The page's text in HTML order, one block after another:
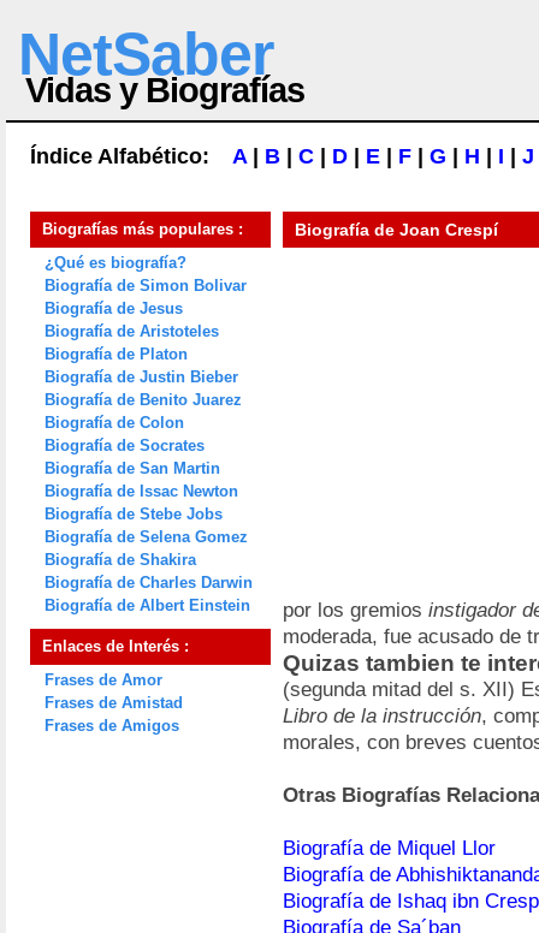
NetSaber
Vidas y Biografías
Índice Alfabético: A| B C D E F G H I J
Biografías más populares :
¿Qué es biografía?
Biografía de Simon Bolivar
Biografía de Jesus
Biografía de Aristoteles
Biografía de Platon
Biografía de Justin Bieber
Biografía de Benito Juarez
Biografía de Colon
Biografía de Socrates
Biografía de San Martin
Biografía de Issac Newton
Biografía de Stebe Jobs
Biografía de Selena Gomez
Biografía de Shakira
Biografía de Charles Darwin
Biografía de Albert Einstein
Enlaces de Interés :
Frases de Amor
Frases de Amistad
Frases de Amigos
Biografía de Joan Crespí
por los gremios instigador
moderada, fue acusado de
Quizas tambien te
(segunda mitad del s. XII)
Libro de la instrucción,
morales, con breves
Otras Biografías
Biografía de Miquel Llor
Biografía de
Biografía de Ishaq ibn
Biografía de Sa´ban